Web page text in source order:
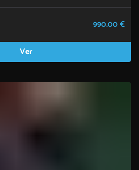
990.00 €
Ver